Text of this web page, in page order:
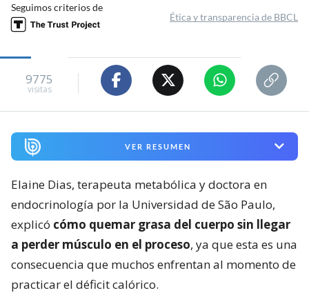
Seguimos criterios de
Ética y transparencia de BBCL
9775
visitas
VER RESUMEN
Elaine Dias, terapeuta metabólica y doctora en
endocrinología por la Universidad de São Paulo,
explicó cómo quemar grasa del cuerpo sin llegar
a perder músculo en el proceso, ya que esta es una
consecuencia que muchos enfrentan al momento de
practicar el déficit calórico.